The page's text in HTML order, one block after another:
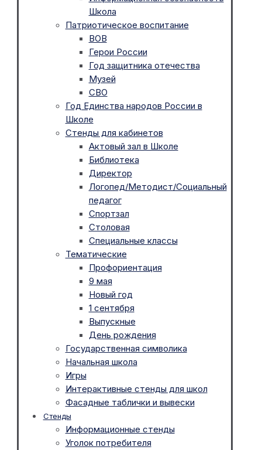
Школа
Патриотическое воспитание
ВОВ
Герои России
Год защитника отечества
Музей
СВО
Год Единства народов России в
Школе
Стенды для кабинетов
Актовый зал в Школе
Библиотека
Директор
Логопед/Методист/Социальный
педагог
Спортзал
Столовая
Специальные классы
Тематические
Профориентация
9 мая
Новый год
1 сентября
Выпускные
День рождения
Государственная символика
Начальная школа
Игры
Интерактивные стенды для школ
Фасадные таблички и вывески
Стенды
Информационные стенды
Уголок потребителя